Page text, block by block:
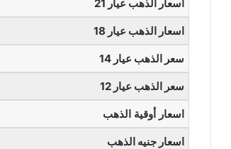
اسعار الذهب عيار 21
اسعار الذهب عيار 18
سعر الذهب عيار 14
سعر الذهب عيار 12
اسعار أوقية الذهب
اسعار جنيه الذهب